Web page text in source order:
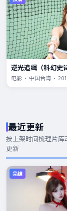
逆光追缉（科幻史
电影 · 中国台湾 ·
最近更新
按上架时间梳理片
更新
完结